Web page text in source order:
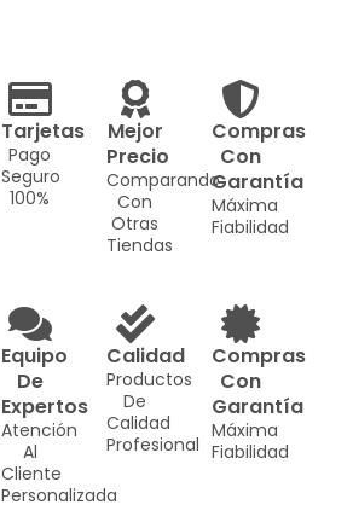
Tarjetas
Pago
Seguro
100%
Mejor
Precio
Comparando
Con
Otras
Tiendas
Compras
Con
Garantía
Máxima
Fiabilidad
Equipo
De
Expertos
Atención
Al
Cliente
Personalizada
Calidad
Productos
De
Calidad
Profesional
Compras
Con
Garantía
Máxima
Fiabilidad